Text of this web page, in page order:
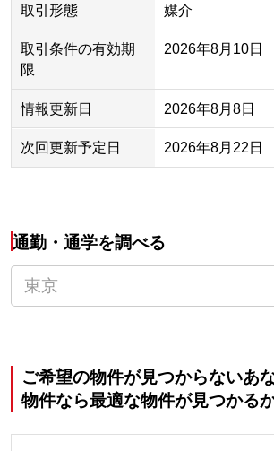
取引形態 媒介
取引条件の有効期
限
2026年8月10日
情報更新日 2026年8月8日
次回更新予定日 2026年8月22日
通勤・通学を調べる
ご希望の物件が見つからないあ
物件なら最適な物件が見つかる